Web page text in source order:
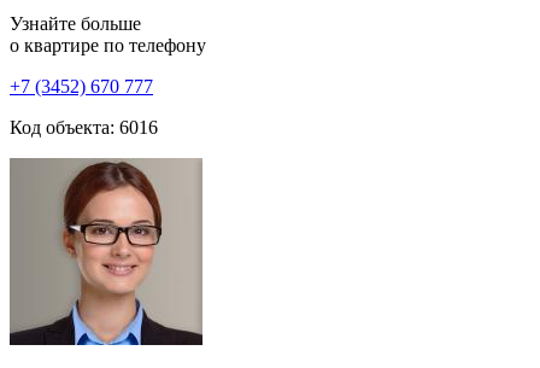
Узнайте больше
о квартире по телефону
+7 (3452) 670 777
Код объекта: 6016